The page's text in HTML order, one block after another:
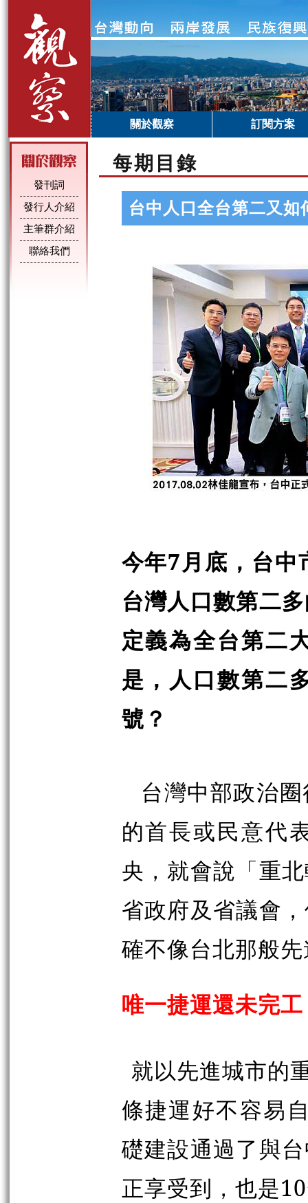
關於觀察 訂閱方案
發刊詞
發行人介紹
主筆群介紹
聯絡我們
每期目錄
台中人口全台第二又如
今年7月底，台中
台灣人口數第二
定義為全台第二
是，人口數第二
號？
台灣中部政治
的首長或民意代
央，就會說「重
省政府及省議會
確不像台北那般
唯一捷運還未完工
就以先進城市的
條捷運好不容易
礎建設通過了與
正享受到，也是